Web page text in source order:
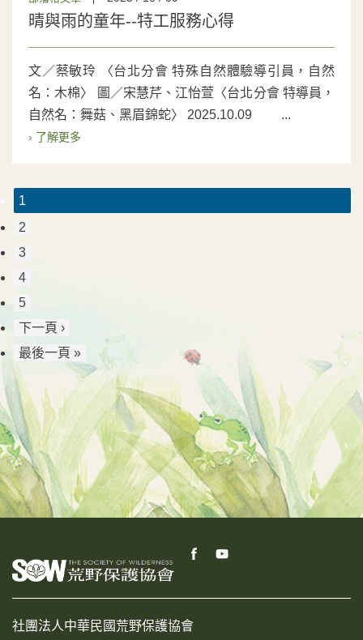
晴與雨的童年--特工服務心得
文／蔡敏玲 〈台北分會 特殊自然體驗導引員，自然
名：木棉〉 圖／宋慧芹、江怡萱〈台北分會 特導員，
自然名：舞菇、黑眉錦蛇〉 2025.10.09 ...
› 了解更多
1
2
3
4
5
下一頁 ›
最後一頁 »
社團法人中華民國荒野保護協會